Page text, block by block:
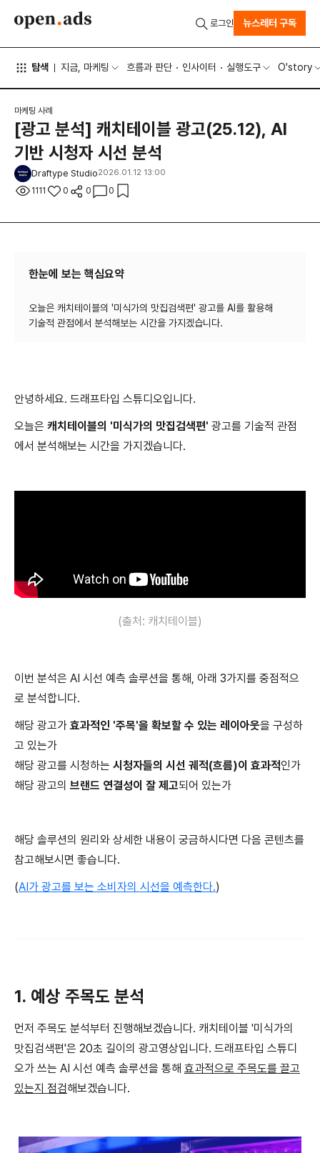
탐색 지금, 마케팅 흐름과 판단 인사이터 실행도구 O'story
로그인 뉴스레터 구독
마케팅 사례
[광고 분석] 캐치테이블 광고(25.12), AI
기반 시청자 시선 분석
Draftype Studio2026.01.12 13:00
1111 0 0 0
한눈에 보는 핵심요약
오늘은 캐치테이블의 '미식가의 맛집검색편' 광고를 AI를 활용해
안녕하세요. 드래프타입 스튜디오입니다.
오늘은 캐치테이블의 '미식가의 맛집검색편' 광고를 기술적 관점
에서 분석해보는 시간을 가지겠습니다.
(출처: 캐치테이블)
이번 분석은 AI 시선 예측 솔루션을 통해, 아래 3가지를 중점적으
로 분석합니다.
해당 광고가 효과적인 '주목'을 확보할 수 있는 레이아웃을 구성하
고 있는가
해당 광고를 시청하는 시청자들의 시선 궤적(흐름)이 효과적인가
해당 광고의 브랜드 연결성이 잘 제고되어 있는가
해당 솔루션의 원리와 상세한 내용이 궁금하시다면 다음 콘텐츠를
참고해보시면 좋습니다.
(AI가 광고를 보는 소비자의 시선을 예측한다.)
1. 예상 주목도 분석
먼저 주목도 분석부터 진행해보겠습니다. 캐치테이블 '미식가의
맛집검색편'은 20초 길이의 광고영상입니다. 드래프타입 스튜디
오가 쓰는 AI 시선 예측 솔루션을 통해 효과적으로 주목도를 끌고
있는지 점검해보겠습니다.